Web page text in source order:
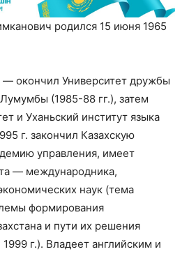
родился 15 июня 1965
окончил Университет дружбы
(1985-88 гг.), затем
и Уханьский институт языка
г. закончил Казахскую
управления, имеет
— международника,
наук (тема
формирования
и пути их решения
г.). Владеет английским и